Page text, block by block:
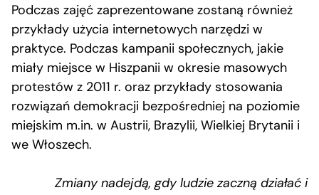
Podczas zajęć zaprezentowane zostaną również
przykłady użycia internetowych narzędzi w
praktyce. Podczas kampanii społecznych, jakie
miały miejsce w Hiszpanii w okresie masowych
protestów z 2011 r. oraz przykłady stosowania
rozwiązań demokracji bezpośredniej na poziomie
miejskim m.in. w Austrii, Brazylii, Wielkiej Brytanii i
we Włoszech.
Zmiany nadejdą, gdy ludzie zaczną działać i